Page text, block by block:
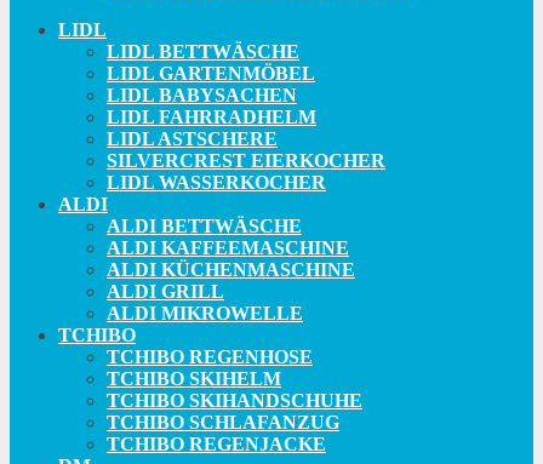
LIDL
LIDL BETTWÄSCHE
LIDL GARTENMÖBEL
LIDL BABYSACHEN
LIDL FAHRRADHELM
LIDL ASTSCHERE
SILVERCREST EIERKOCHER
LIDL WASSERKOCHER
ALDI
ALDI BETTWÄSCHE
ALDI KAFFEEMASCHINE
ALDI KÜCHENMASCHINE
ALDI GRILL
ALDI MIKROWELLE
TCHIBO
TCHIBO REGENHOSE
TCHIBO SKIHELM
TCHIBO SKIHANDSCHUHE
TCHIBO SCHLAFANZUG
TCHIBO REGENJACKE